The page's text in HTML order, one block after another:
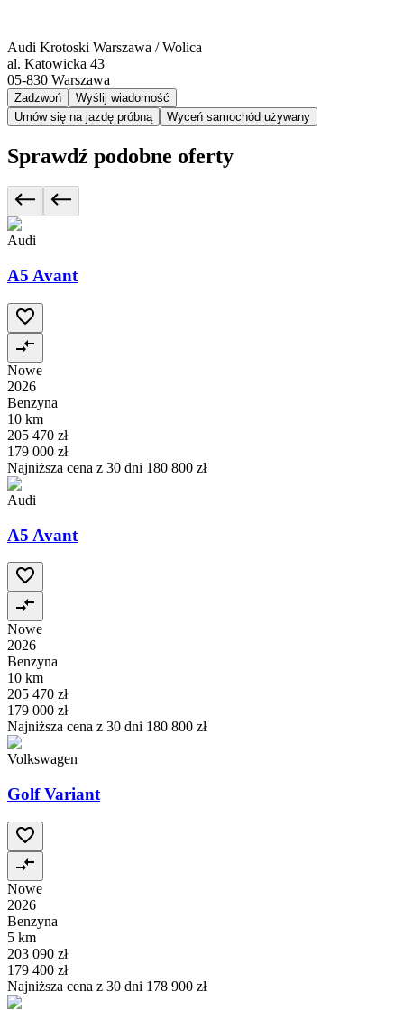
Audi Krotoski Warszawa / Wolica
al. Katowicka 43
05-830 Warszawa
Zadzwoń
Wyślij wiadomość
Umów się na jazdę próbną
Wyceń samochód używany
Sprawdź podobne oferty
Audi
A5 Avant
Nowe
2026
Benzyna
10 km
205 470 zł
179 000 zł
Najniższa cena z 30 dni 180 800 zł
Audi
A5 Avant
Nowe
2026
Benzyna
10 km
205 470 zł
179 000 zł
Najniższa cena z 30 dni 180 800 zł
Volkswagen
Golf Variant
Nowe
2026
Benzyna
5 km
203 090 zł
179 400 zł
Najniższa cena z 30 dni 178 900 zł